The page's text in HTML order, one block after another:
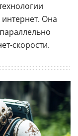
Она
скорости.